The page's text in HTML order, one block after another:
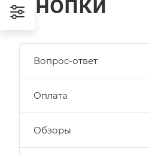
Вопрос-ответ
Оплата
Обзоры